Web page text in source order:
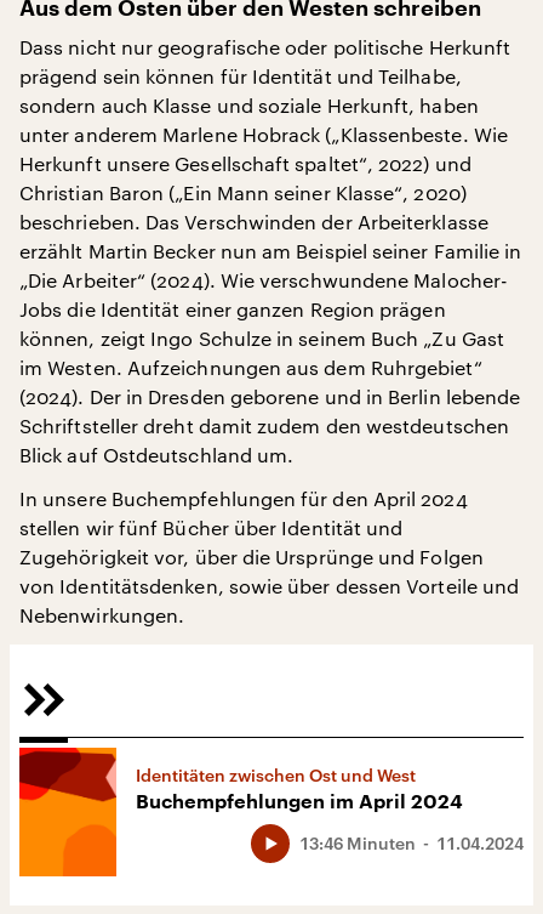
Aus dem Osten über den Westen schreiben
Dass nicht nur geografische oder politische Herkunft
prägend sein können für Identität und Teilhabe,
sondern auch Klasse und soziale Herkunft, haben
unter anderem Marlene Hobrack („Klassenbeste. Wie
Herkunft unsere Gesellschaft spaltet“, 2022) und
Christian Baron („Ein Mann seiner Klasse“, 2020)
beschrieben. Das Verschwinden der Arbeiterklasse
erzählt Martin Becker nun am Beispiel seiner Familie in
„Die Arbeiter“ (2024). Wie verschwundene Malocher-
Jobs die Identität einer ganzen Region prägen
können, zeigt Ingo Schulze in seinem Buch „Zu Gast
im Westen. Aufzeichnungen aus dem Ruhrgebiet“
(2024). Der in Dresden geborene und in Berlin lebende
Schriftsteller dreht damit zudem den westdeutschen
Blick auf Ostdeutschland um.
In unsere Buchempfehlungen für den April 2024
stellen wir fünf Bücher über Identität und
Zugehörigkeit vor, über die Ursprünge und Folgen
von Identitätsdenken, sowie über dessen Vorteile und
Nebenwirkungen.
Identitäten zwischen Ost und West
Buchempfehlungen im April 2024
11.04.2024
13:46 Minuten